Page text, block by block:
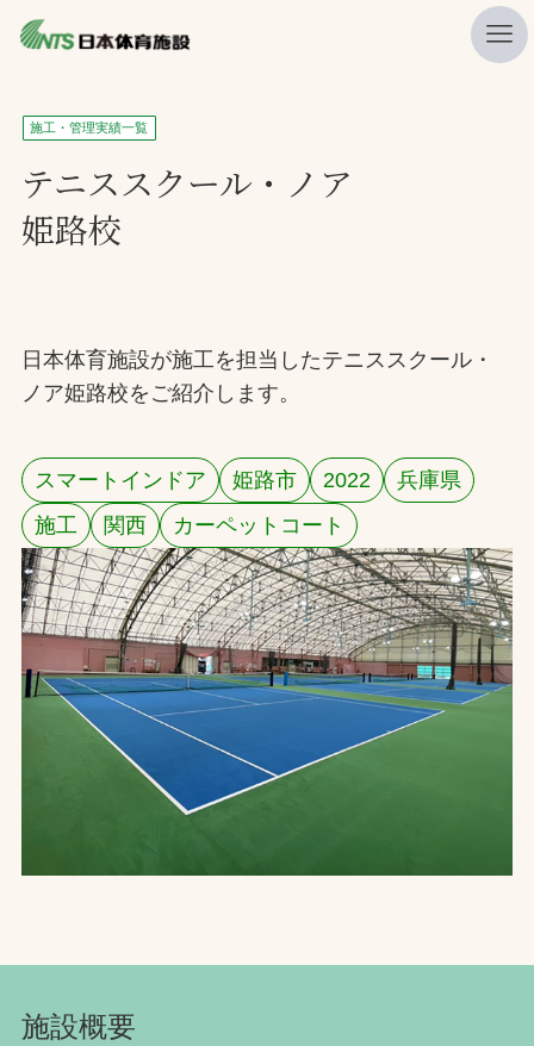
私たちの強み
ニュース
プレスリリース
施工・管理実績一覧
会社概要
採用情報
お問合せ
お取引先の皆様へ
プライバシーポリシー
ソーシャルメディアポリシー
YouTube
施工・管理実績一覧
テニススクール・ノア
姫路校
日本体育施設が施工を担当したテニススクール・
ノア姫路校をご紹介します。
スマートインドア 姫路市 2022
兵庫県
施工
関西 カーペットコート
施設概要